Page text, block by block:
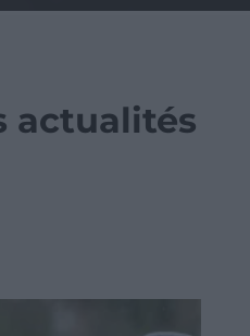
actualités